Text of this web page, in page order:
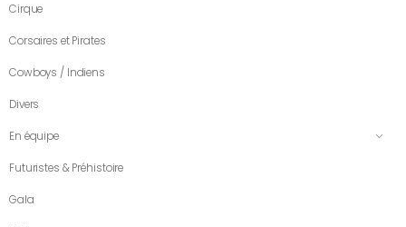
Cirque
Corsaires et Pirates
Cowboys / Indiens
Divers
En équipe
Futuristes & Préhistoire
Gala